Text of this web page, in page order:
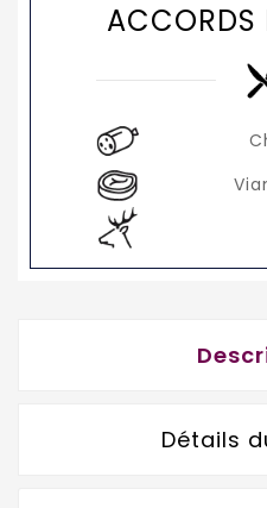
ACCORDS
Détails